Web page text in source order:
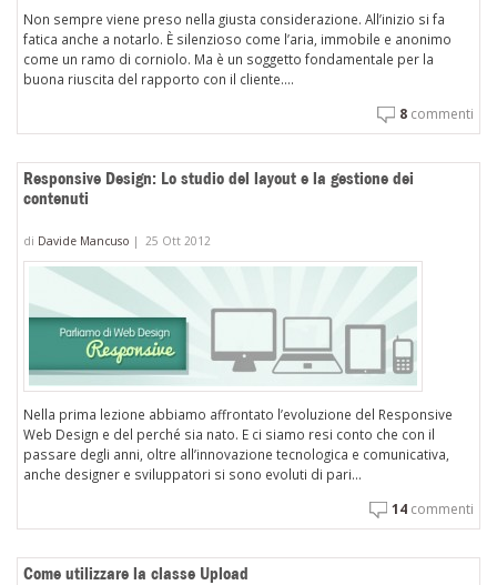
Non sempre viene preso nella giusta considerazione. All’inizio si fa
fatica anche a notarlo. È silenzioso come l’aria, immobile e anonimo
come un ramo di corniolo. Ma è un soggetto fondamentale per la
buona riuscita del rapporto con il cliente....
8 commenti
Responsive Design: Lo studio del layout e la gestione dei
contenuti
di Davide Mancuso | 25 Ott 2012
Nella prima lezione abbiamo affrontato l’evoluzione del Responsive
Web Design e del perché sia nato. E ci siamo resi conto che con il
passare degli anni, oltre all’innovazione tecnologica e comunicativa,
anche designer e sviluppatori si sono evoluti di pari...
14 commenti
Come utilizzare la classe Upload